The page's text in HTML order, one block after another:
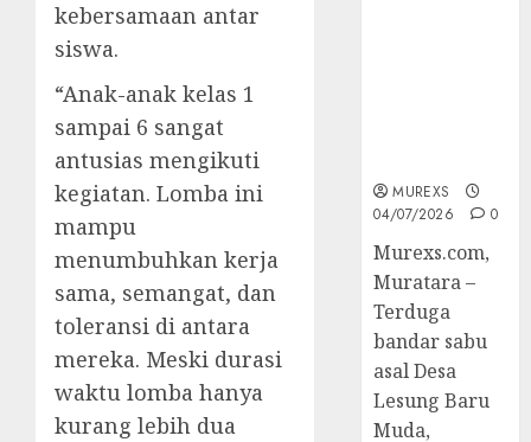
kebersamaan antar
siswa.
“Anak-anak kelas 1
sampai 6 sangat
antusias mengikuti
kegiatan. Lomba ini
mampu
menumbuhkan kerja
sama, semangat, dan
toleransi di antara
mereka. Meski durasi
waktu lomba hanya
kurang lebih dua
MUREXS
04/07/2026
0
Murexs.com,
Muratara –
Terduga
bandar sabu
asal Desa
Lesung Baru
Muda,